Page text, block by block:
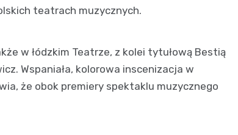
teatrach muzycznych.
w łódzkim Teatrze, z kolei tytułową Bestią
Wspaniała, kolorowa inscenizacja w
że obok premiery spektaklu muzycznego